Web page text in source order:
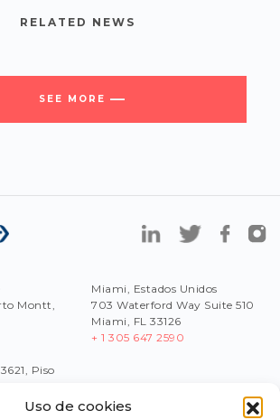
Uso de cookies
RELATED NEWS
SEE MORE
Montt,
Piso
Miami, Estados Unidos
703 Waterford Way Suite 510
Miami, FL 33126
+ 1 305 647 2590